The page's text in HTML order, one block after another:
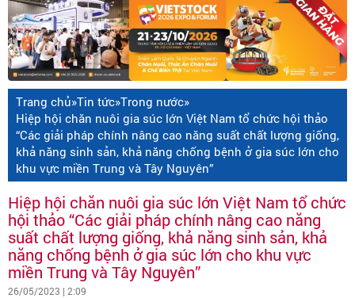
Trang chủ»Tin tức»Trong nước»
Hiệp hội chăn nuôi gia súc lớn Việt Nam tổ chức hội thảo
“Các giải pháp chính nâng cao năng suất chất lượng giống,
khả năng sinh sản, khả năng chống bệnh ở gia súc lớn cho
khu vực miền Trung và Tây Nguyên”
Hiệp hội chăn nuôi gia súc lớn Việt Nam tổ chức
hội thảo “Các giải pháp chính nâng cao năng
suất chất lượng giống, khả năng sinh sản, khả
năng chống bệnh ở gia súc lớn cho khu vực
miền Trung và Tây Nguyên”
26/05/2023 | 2:09